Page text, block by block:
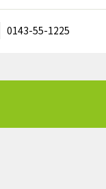
0143-55-1225